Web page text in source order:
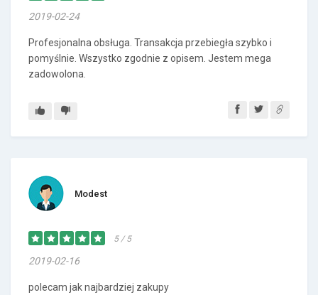
2019-02-24
Profesjonalna obsługa. Transakcja przebiegła szybko i
pomyślnie. Wszystko zgodnie z opisem. Jestem mega
zadowolona.
Modest
5 / 5
2019-02-16
polecam jak najbardziej zakupy